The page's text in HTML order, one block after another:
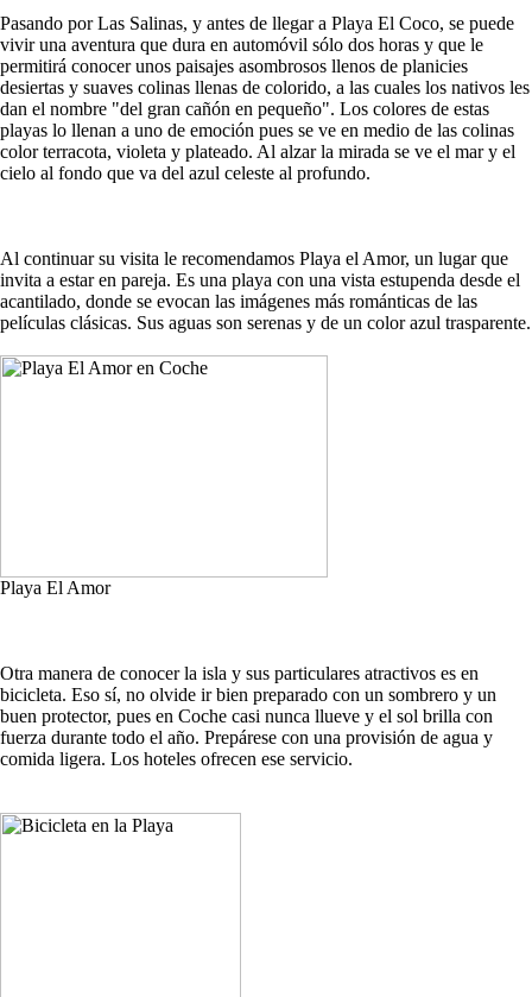
Pasando por Las Salinas, y antes de llegar a Playa El Coco, se puede
vivir una aventura que dura en automóvil sólo dos horas y que le
permitirá conocer unos paisajes asombrosos llenos de planicies
desiertas y suaves colinas llenas de colorido, a las cuales los nativos les
dan el nombre "del gran cañón en pequeño". Los colores de estas
playas lo llenan a uno de emoción pues se ve en medio de las colinas
color terracota, violeta y plateado. Al alzar la mirada se ve el mar y el
cielo al fondo que va del azul celeste al profundo.
Al continuar su visita le recomendamos Playa el Amor, un lugar que
invita a estar en pareja. Es una playa con una vista estupenda desde el
acantilado, donde se evocan las imágenes más románticas de las
películas clásicas. Sus aguas son serenas y de un color azul trasparente.
Playa El Amor
Otra manera de conocer la isla y sus particulares atractivos es en
bicicleta. Eso sí, no olvide ir bien preparado con un sombrero y un
buen protector, pues en Coche casi nunca llueve y el sol brilla con
fuerza durante todo el año. Prepárese con una provisión de agua y
comida ligera. Los hoteles ofrecen ese servicio.